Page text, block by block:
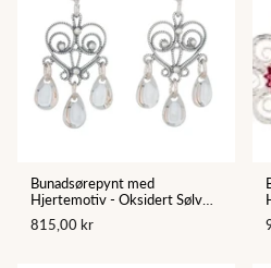
Bunadsørepynt med
Hjertemotiv - Oksidert Sølv
(830)
815,00 kr